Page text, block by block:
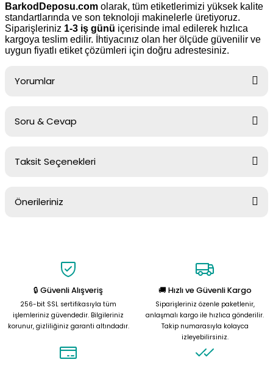
BarkodDeposu.com olarak, tüm etiketlerimizi yüksek kalite
standartlarında ve son teknoloji makinelerle üretiyoruz.
Siparişleriniz 1-3 iş günü içerisinde imal edilerek hızlıca
kargoya teslim edilir. İhtiyacınız olan her ölçüde güvenilir ve
uygun fiyatlı etiket çözümleri için doğru adrestesiniz.
Yorumlar
Soru & Cevap
Ürün hakkında henüz soru sorulmamış.
Taksit Seçenekleri
Önerileriniz
Görüş ve önerileriniz için teşekkür ederiz.
Ürün resmi kalitesiz, bozuk veya görüntülenemiyor.
Ürün açıklamasında eksik bilgiler bulunuyor.
Ürün bilgilerinde hatalar bulunuyor.
Ürün fiyatı diğer sitelerden daha pahalı.
🔒 Güvenli Alışveriş
256-bit SSL sertifikasıyla tüm
işlemleriniz güvendedir. Bilgileriniz
korunur, gizliliğiniz garanti altındadır.
🚚 Hızlı ve Güvenli Kargo
Siparişleriniz özenle paketlenir,
anlaşmalı kargo ile hızlıca gönderilir.
Takip numarasıyla kolayca
izleyebilirsiniz.